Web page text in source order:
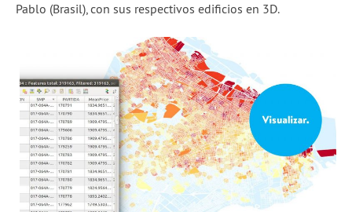
Pablo (Brasil), con sus respectivos edificios en 3D.